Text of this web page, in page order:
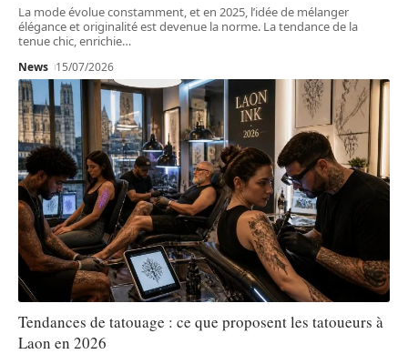
La mode évolue constamment, et en 2025, l’idée de mélanger
élégance et originalité est devenue la norme. La tendance de la
tenue chic, enrichie…
News 15/07/2026
Tendances de tatouage : ce que proposent les tatoueurs à
Laon en 2026